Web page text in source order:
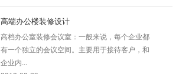
高端办公楼装修设计
高档办公室装修会议室：一般来说，每个企业都
有一个独立的会议空间。主要用于接待客户，和
企业内...
2018-08-29